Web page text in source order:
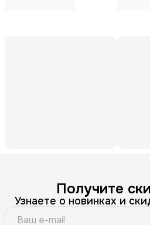
Получите
Узнаете о новинках и